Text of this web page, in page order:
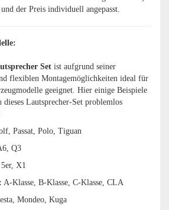
der Preis individuell angepasst.
Set ist aufgrund seiner
flexiblen Montagemöglichkeiten ideal für
geeignet. Hier einige Beispiele
Lautsprecher-Set problemlos
Passat, Polo, Tiguan
Q3
X1
A-Klasse, B-Klasse, C-Klasse, CLA
Mondeo, Kuga